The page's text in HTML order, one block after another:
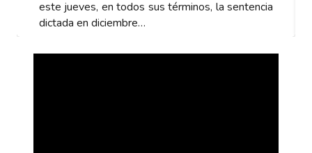
este jueves, en todos sus términos, la sentencia
dictada en diciembre…